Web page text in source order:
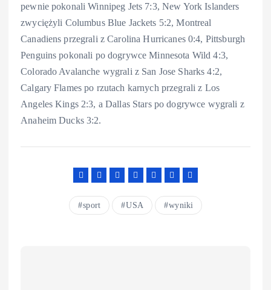
pewnie pokonali Winnipeg Jets 7:3, New York Islanders
zwyciężyli Columbus Blue Jackets 5:2, Montreal
Canadiens przegrali z Carolina Hurricanes 0:4, Pittsburgh
Penguins pokonali po dogrywce Minnesota Wild 4:3,
Colorado Avalanche wygrali z San Jose Sharks 4:2,
Calgary Flames po rzutach karnych przegrali z Los
Angeles Kings 2:3, a Dallas Stars po dogrywce wygrali z
Anaheim Ducks 3:2.
sport USA wyniki